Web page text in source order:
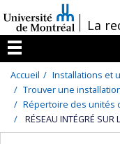
au
contenu
/La
Menu
Accueil
Installations et
Trouver une
Répertoire des unités
RÉSEAU INTÉGRÉ SUR